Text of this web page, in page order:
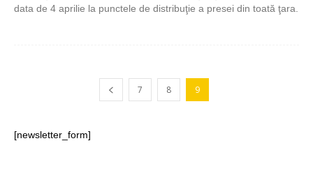
data de 4 aprilie la punctele de distribuţie a presei din toată ţara.
7 8 9
[newsletter_form]